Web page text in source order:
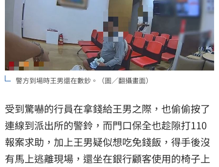
警方到場時王男還在數鈔。（圖／翻攝畫面）
受到驚嚇的行員在拿錢給王男之際，也偷偷按了
連線到派出所的警鈴，而門口保全也趁隙打110
報案求助，加上王男疑似想吃免錢飯，得手後沒
有馬上逃離現場，還坐在銀行顧客使用的椅子上